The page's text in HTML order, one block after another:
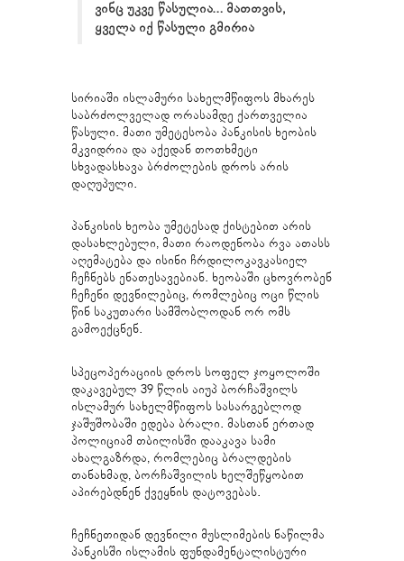
ვინც უკვე წასულია… მათთვის,
ყველა იქ წასული გმირია
სირიაში ისლამური სახელმწიფოს მხარეს
საბრძოლველად ორასამდე ქართველია
წასული. მათი უმეტესობა პანკისის ხეობის
მკვიდრია და აქედან თოთხმეტი
სხვადასხავა ბრძოლების დროს არის
დაღუპული.
პანკისის ხეობა უმეტესად ქისტებით არის
დასახლებული, მათი რაოდენობა რვა ათასს
აღემატება და ისინი ჩრდილოკავკასიელ
ჩეჩნებს ენათესავებიან. ხეობაში ცხოვრობენ
ჩეჩენი დევნილებიც, რომლებიც ოცი წლის
წინ საკუთარი სამშობლოდან ორ ომს
გამოექცნენ.
სპეცოპერაციის დროს სოფელ ჯოყოლოში
დაკავებულ 39 წლის აიუპ ბორჩაშვილს
ისლამურ სახელმწიფოს სასარგებლოდ
ჯაშუშობაში ედება ბრალი. მასთან ერთად
პოლიციამ თბილისში დააკავა სამი
ახალგაზრდა, რომლებიც ბრალდების
თანახმად, ბორჩაშვილის ხელშეწყობით
აპირებდნენ ქვეყნის დატოვებას.
ჩეჩნეთიდან დევნილი მუსლიმების ნაწილმა
პანკისში ისლამის ფუნდამენტალისტური